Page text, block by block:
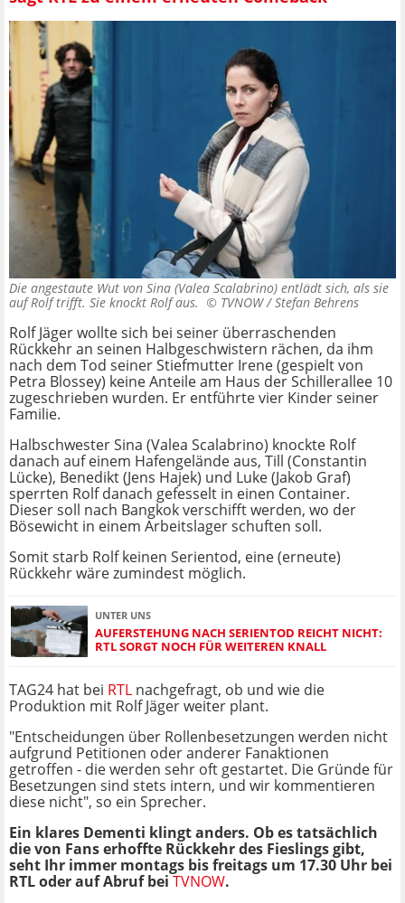
Die angestaute Wut von Sina (Valea Scalabrino) entlädt sich, als sie
auf Rolf trifft. Sie knockt Rolf aus. © TVNOW / Stefan Behrens
Rolf Jäger wollte sich bei seiner überraschenden
Rückkehr an seinen Halbgeschwistern rächen, da ihm
nach dem Tod seiner Stiefmutter Irene (gespielt von
Petra Blossey) keine Anteile am Haus der Schillerallee 10
zugeschrieben wurden. Er entführte vier Kinder seiner
Familie.
Halbschwester Sina (Valea Scalabrino) knockte Rolf
danach auf einem Hafengelände aus, Till (Constantin
Lücke), Benedikt (Jens Hajek) und Luke (Jakob Graf)
sperrten Rolf danach gefesselt in einen Container.
Dieser soll nach Bangkok verschifft werden, wo der
Bösewicht in einem Arbeitslager schuften soll.
Somit starb Rolf keinen Serientod, eine (erneute)
Rückkehr wäre zumindest möglich.
UNTER UNS
AUFERSTEHUNG NACH SERIENTOD REICHT NICHT:
RTL SORGT NOCH FÜR WEITEREN KNALL
TAG24 hat bei RTL nachgefragt, ob und wie die
Produktion mit Rolf Jäger weiter plant.
"Entscheidungen über Rollenbesetzungen werden nicht
aufgrund Petitionen oder anderer Fanaktionen
getroffen - die werden sehr oft gestartet. Die Gründe für
Besetzungen sind stets intern, und wir kommentieren
diese nicht", so ein Sprecher.
Ein klares Dementi klingt anders. Ob es tatsächlich
die von Fans erhoffte Rückkehr des Fieslings gibt,
seht Ihr immer montags bis freitags um 17.30 Uhr bei
RTL oder auf Abruf bei TVNOW.